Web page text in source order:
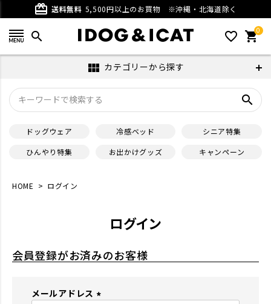
card_giftcard 送料無料 5,500円以上のお買物 ※沖縄・北海道除く
search favorite_outline 0
shopping_cart
view_module カテゴリーから探す
search
ドッグウェア 冷感ベッド
シニア特集
ひんやり特集
お出かけグッズ キャンペーン
HOME ログイン
ログイン
会員登録がお済みのお客様
メールアドレス